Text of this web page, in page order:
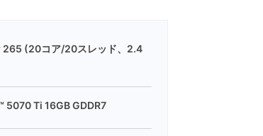
(20コア/20スレッド、2.4
5070 Ti 16GB GDDR7